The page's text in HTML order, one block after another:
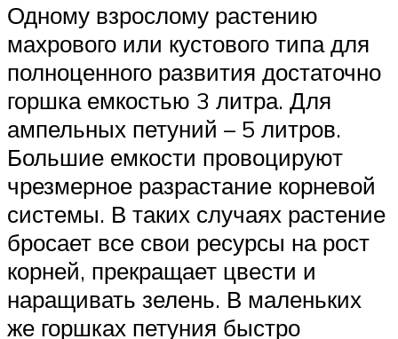
Одному взрослому растению
махрового или кустового типа для
полноценного развития достаточно
горшка емкостью 3 литра. Для
ампельных петуний – 5 литров.
Большие емкости провоцируют
чрезмерное разрастание корневой
системы. В таких случаях растение
бросает все свои ресурсы на рост
корней, прекращает цвести и
наращивать зелень. В маленьких
же горшках петуния быстро